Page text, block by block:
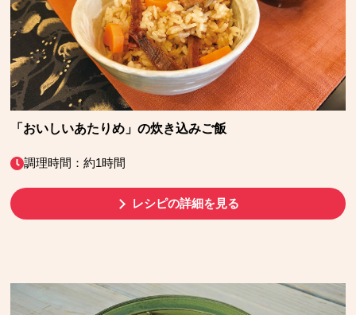
「おいしいあたりめ」の炊き込みご飯
調理時間：約1時間
レシピの詳細を見る